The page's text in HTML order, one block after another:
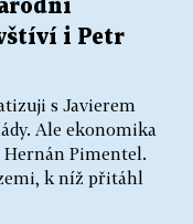
i Petr
s Javierem
Ale ekonomika
Hernán Pimentel.
k níž přitáhl